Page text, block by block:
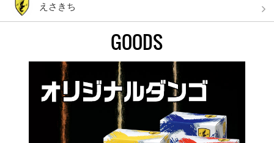
えさきち
GOODS